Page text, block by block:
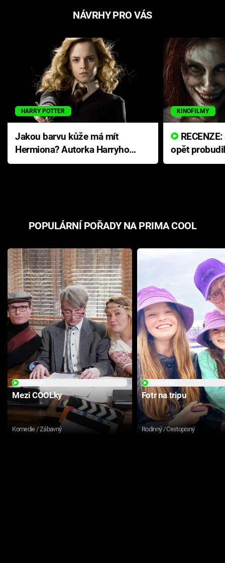
NÁVRHY PRO VÁS
HARRY POTTER
Jakou barvu kůže má mít
Hermiona? Autorka Harryho
Pottera přišla s ráznou
KINOFILMY
opět
přichází s
POPULÁRNÍ POŘADY NA PRIMA COOL
Mezi COOLky
Komedie / Zábavný
Fotr na tripu
Rodinný / Cestopisný